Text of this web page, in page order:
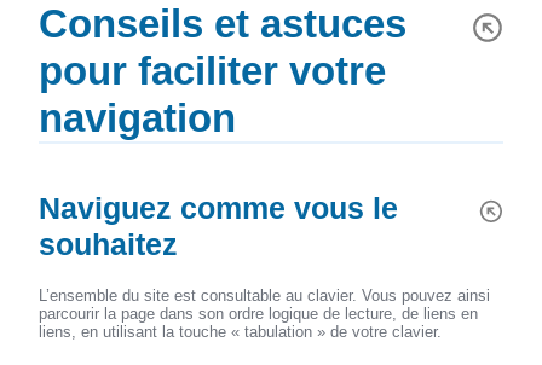
Conseils et astuces
pour faciliter votre
navigation
Naviguez comme vous le
souhaitez
L’ensemble du site est consultable au clavier. Vous pouvez ainsi
parcourir la page dans son ordre logique de lecture, de liens en
liens, en utilisant la touche « tabulation » de votre clavier.